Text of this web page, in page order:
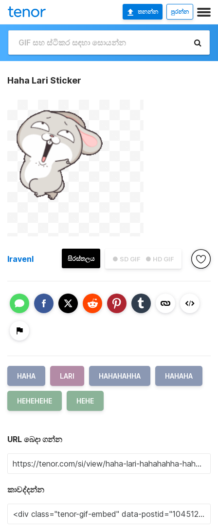
තනන්න පුරන්න
Haha Lari Sticker
● SD GIF ● HD GIF
සිරස්තලය
lravenl
HAHA LARI HAHAHAHHA HAHAHA
HEHEHEHE HEHE
URL බෙදා ගන්න
කාවද්දන්න